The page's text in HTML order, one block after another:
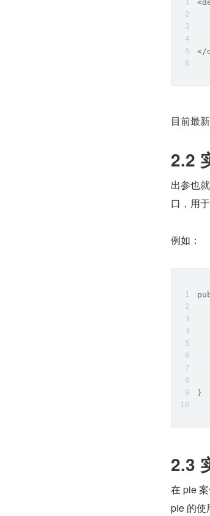
</
目前最
2.2
出参也
口，用
例如：
}
2.3
在 pie
pie 的使